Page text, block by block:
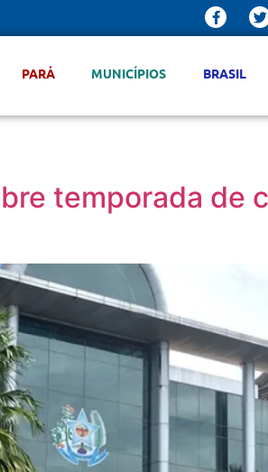
PARÁ MUNICÍPIOS BRASIL
temporada de